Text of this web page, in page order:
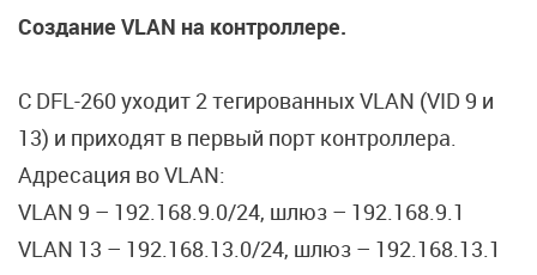
Создание VLAN на контроллере.
C DFL-260 уходит 2 тегированных VLAN (VID 9 и
13) и приходят в первый порт контроллера.
Адресация во VLAN:
VLAN 9 – 192.168.9.0/24, шлюз – 192.168.9.1
VLAN 13 – 192.168.13.0/24, шлюз – 192.168.13.1